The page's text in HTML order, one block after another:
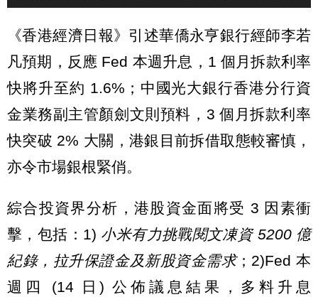
《香港經濟日報》引述華僑永亨銀行經師李若
凡預期，反應 Fed 本週升息，1 個月拆款利率
快將升至約 1.6%；中國光大銀行香港分行資
金業務副主管顏劍文則預料，3 個月拆款利率
快突破 2% 大關，港銀目前拆借取態較審慎，
亦令市場銀根緊俏。
綜合投資界分析，港股資金面將受 3 因素衝
擊，包括：1) 小米有力挑戰閱文凍資 5200 億
紀錄，拉升保證金及新股資金需求；2)Fed 本
週四 (14 日) 公佈議息結果，多料升息